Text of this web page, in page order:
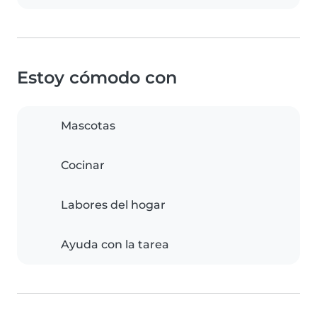
Estoy cómodo con
Mascotas
Cocinar
Labores del hogar
Ayuda con la tarea